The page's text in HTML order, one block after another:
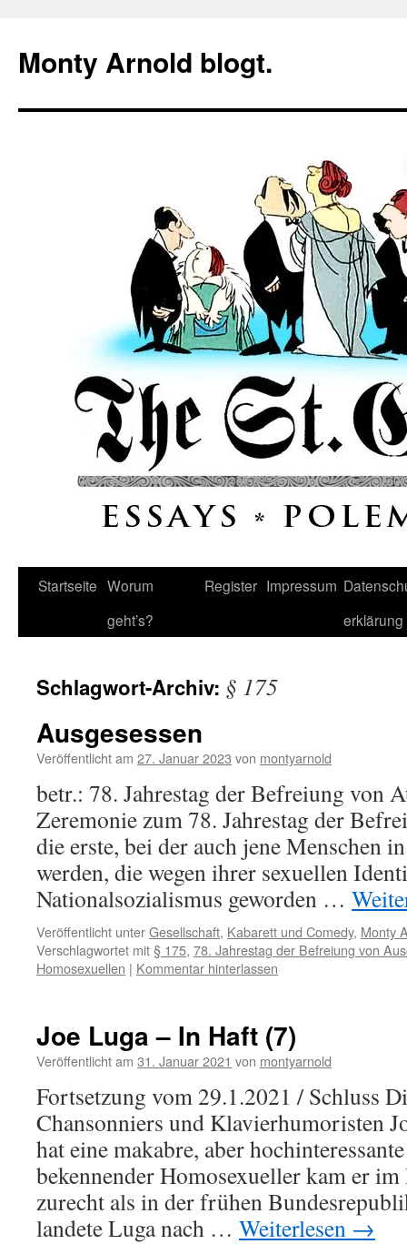
springen
Monty Arnold blogt.
Startseite Worum
geht’s?
Register Impressum
erklärung
Schlagwort-Archiv: § 175
Ausgesessen
Veröffentlicht am 27. Januar 2023 von montyarnold
betr.: 78. Jahrestag der Befreiung von
Zeremonie zum 78. Jahrestag der
die erste, bei der auch jene Menschen
werden, die wegen ihrer sexuellen
Nationalsozialismus geworden …
Veröffentlicht unterGesellschaft, Kabarett und Comedy, Monty
Verschlagwortet mit§ 175, 78. Jahrestag der Befreiung von
Homosexuellen | Kommentar hinterlassen
Joe Luga – In Haft (7)
Veröffentlicht am 31. Januar 2021 von montyarnold
Fortsetzung vom 29.1.2021 / Schluss
Chansonniers und Klavierhumoristen
hat eine makabre, aber
bekennender Homosexueller kam er
zurecht als in der frühen
landete Luga nach … Weiterlesen →